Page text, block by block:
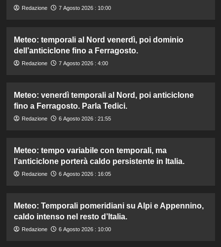
Redazione 7 Agosto 2026 : 10:00
Meteo: temporali al Nord venerdì, poi dominio
dell’anticiclone fino a Ferragosto.
Redazione 7 Agosto 2026 : 4:00
Meteo: venerdì temporali al Nord, poi anticiclone
fino a Ferragosto. Parla Tedici.
Redazione 6 Agosto 2026 : 21:55
Meteo: tempo variabile con temporali, ma
l’anticiclone porterà caldo persistente in Italia.
Redazione 6 Agosto 2026 : 16:05
Meteo: Temporali pomeridiani su Alpi e Appennino,
caldo intenso nel resto d’Italia.
Redazione 6 Agosto 2026 : 10:00